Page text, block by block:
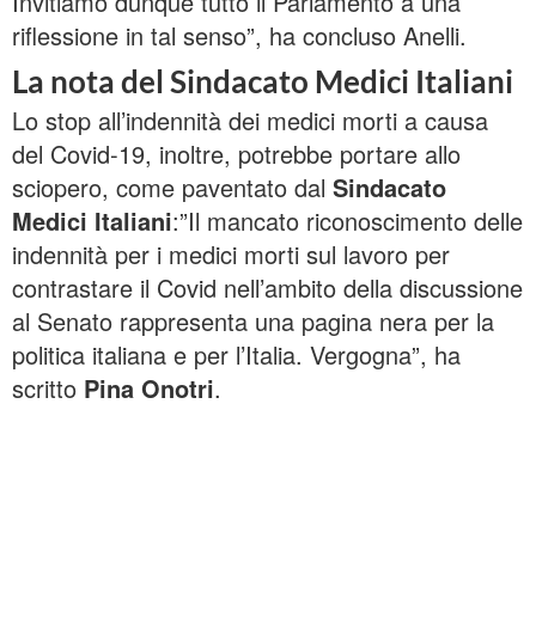
riflessione in tal senso”, ha concluso Anelli.
La nota del Sindacato Medici Italiani
Lo stop all’indennità dei medici morti a causa
del Covid-19, inoltre, potrebbe portare allo
sciopero, come paventato dal Sindacato
Medici Italiani:”Il mancato riconoscimento delle
indennità per i medici morti sul lavoro per
contrastare il Covid nell’ambito della discussione
al Senato rappresenta una pagina nera per la
politica italiana e per l’Italia. Vergogna”, ha
scritto Pina Onotri.